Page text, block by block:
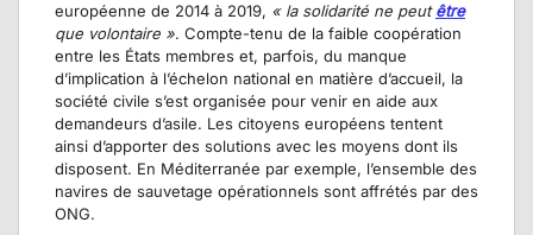
européenne de 2014 à 2019, « la solidarité ne peutêtre
que volontaire ». Compte-tenu de la faible coopération
entre les États membres et, parfois, du manque
d’implication à l’échelon national en matière d’accueil, la
société civile s’est organisée pour venir en aide aux
demandeurs d’asile. Les citoyens européens tentent
ainsi d’apporter des solutions avec les moyens dont ils
disposent. En Méditerranée par exemple, l’ensemble des
navires de sauvetage opérationnels sont affrétés par des
ONG.